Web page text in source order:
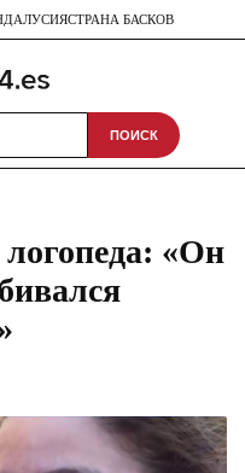
СТРАНА БАСКОВ
ПОИСК
«Он